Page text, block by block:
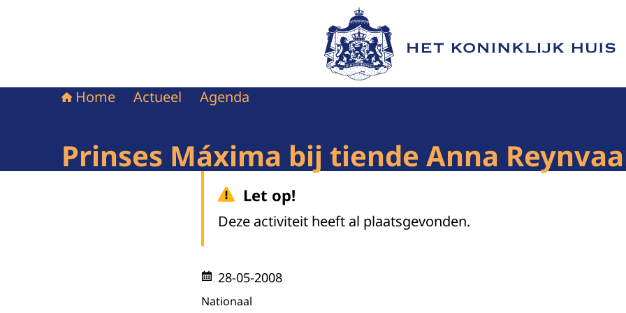
Naar de homepage van Het Koninklijk Huis
Home Actueel Agenda
Prinses Máxima bij tiende Anna
Let op!
Deze activiteit heeft al plaatsgevonden.
28-05-2008
Nationaal